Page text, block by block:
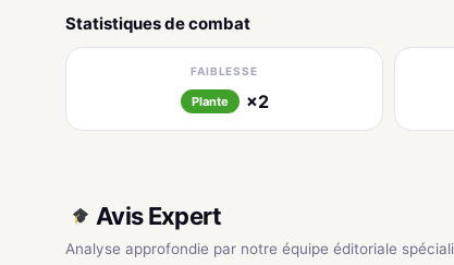
Statistiques de combat
FAIBLESSE
Plante ×2
Avis Expert
Analyse approfondie par notre équipe éditoriale